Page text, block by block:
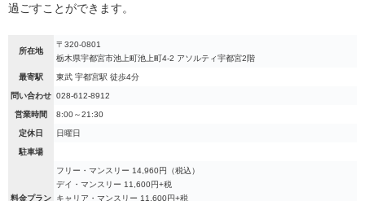
過ごすことができます。
所在地
〒320-0801
栃木県宇都宮市池上町池上町4-2 アソルティ宇都宮2階
最寄駅 東武 宇都宮駅 徒歩4分
問い合わせ 028-612-8912
営業時間 8:00～21:30
定休日 日曜日
駐車場
料金プラン
フリー・マンスリー 14,960円（税込）
デイ・マンスリー 11,600円+税
キャリア・マンスリー 11,600円+税